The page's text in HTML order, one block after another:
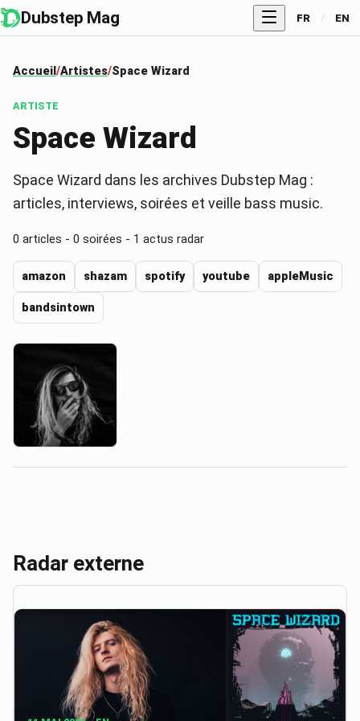
Dubstep Mag FR / EN
Accueil Artistes Space Wizard
ARTISTE
Space Wizard
Space Wizard dans les archives Dubstep Mag :
articles, interviews, soirées et veille bass music.
0 articles - 0 soirées - 1 actus radar
amazon shazam spotify youtube appleMusic
bandsintown
Radar externe